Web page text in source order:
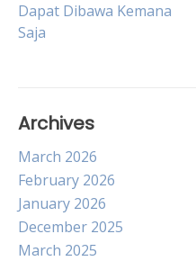
navigation
Dapat Dibawa Kemana
Saja
Archives
March 2026
February 2026
January 2026
December 2025
March 2025